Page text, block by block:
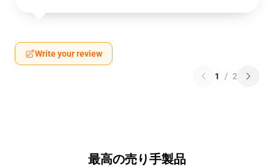
Write your review
1 / 2
最高の売り手製品